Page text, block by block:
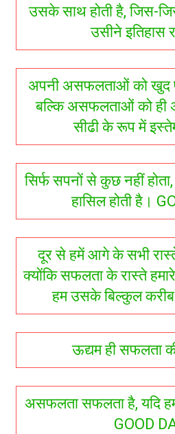
उसके साथ होती है, जिस-
उसीने इतिहास
अपनी असफलताओं को खुद
बल्कि असफलताओं को ही
सीढी के रूप में
सिर्फ सपनों से कुछ नहीं
हासिल होती है।
दूर से हमें आगे के सभी
क्योंकि सफलता के रास्ते
हम उसके बिल्कुल
ऊद्यम ही सफलता
असफलता सफलता है, यदि
GOOD